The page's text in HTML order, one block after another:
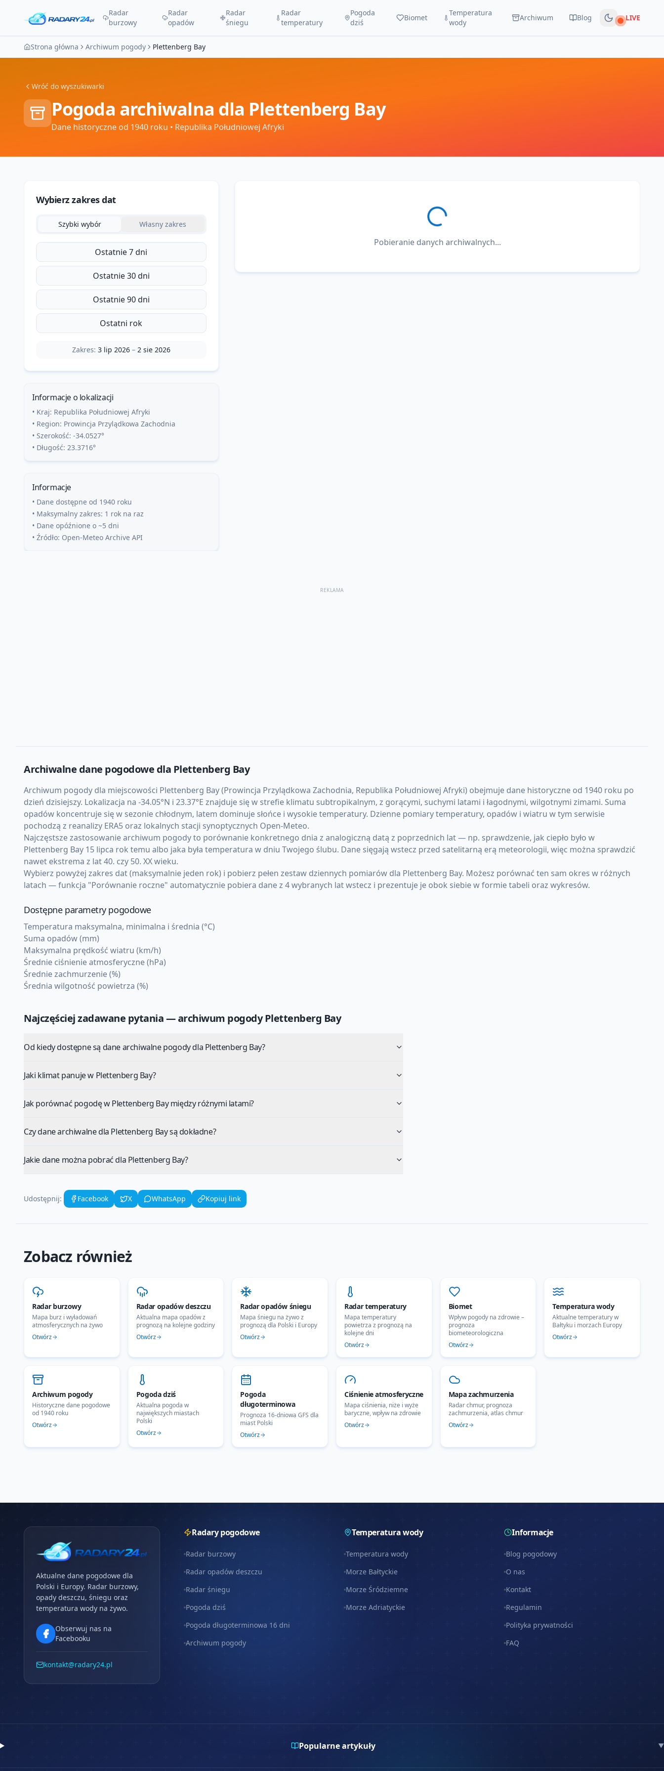
Radar
burzowy
Radar
opadów
Radar
śniegu
Radar
temperatury
Pogoda
dziś
Biomet
Temperatura
wody
Archiwum Blog Na żywo
LIVE
Strona główna Archiwum pogody Plettenberg Bay
Wróć do wyszukiwarki
Pogoda archiwalna dla Plettenberg Bay
Dane historyczne od 1940 roku • Republika Południowej Afryki
Wybierz zakres dat
Szybki wybór Własny zakres
Ostatnie 7 dni
Ostatnie 30 dni
Ostatnie 90 dni
Ostatni rok
Zakres: 3 lip 2026– 2 sie 2026
Informacje o lokalizacji
• Kraj: Republika Południowej Afryki
• Region: Prowincja Przylądkowa Zachodnia
• Szerokość: -34.0527°
• Długość: 23.3716°
Informacje
• Dane dostępne od 1940 roku
• Maksymalny zakres: 1 rok na raz
• Dane opóźnione o ~5 dni
• Źródło: Open-Meteo Archive API
Pobieranie danych archiwalnych...
REKLAMA
Archiwalne dane pogodowe dla Plettenberg Bay
Archiwum pogody dla miejscowości Plettenberg Bay (Prowincja Przylądkowa Zachodnia, Republika Południowej Afryki) obejmuje dane historyczne od 1940 roku po
dzień dzisiejszy. Lokalizacja na -34.05°N i 23.37°E znajduje się w strefie klimatu subtropikalnym, z gorącymi, suchymi latami i łagodnymi, wilgotnymi zimami. Suma
opadów koncentruje się w sezonie chłodnym, latem dominuje słońce i wysokie temperatury. Dzienne pomiary temperatury, opadów i wiatru w tym serwisie
pochodzą z reanalizy ERA5 oraz lokalnych stacji synoptycznych Open-Meteo.
Najczęstsze zastosowanie archiwum pogody to porównanie konkretnego dnia z analogiczną datą z poprzednich lat — np. sprawdzenie, jak ciepło było w
Plettenberg Bay 15 lipca rok temu albo jaka była temperatura w dniu Twojego ślubu. Dane sięgają wstecz przed satelitarną erą meteorologii, więc można sprawdzić
nawet ekstrema z lat 40. czy 50. XX wieku.
Wybierz powyżej zakres dat (maksymalnie jeden rok) i pobierz pełen zestaw dziennych pomiarów dla Plettenberg Bay. Możesz porównać ten sam okres w różnych
latach — funkcja "Porównanie roczne" automatycznie pobiera dane z 4 wybranych lat wstecz i prezentuje je obok siebie w formie tabeli oraz wykresów.
Dostępne parametry pogodowe
Temperatura maksymalna, minimalna i średnia (°C)
Suma opadów (mm)
Maksymalna prędkość wiatru (km/h)
Średnie ciśnienie atmosferyczne (hPa)
Średnie zachmurzenie (%)
Średnia wilgotność powietrza (%)
Najczęściej zadawane pytania — archiwum pogodyPlettenberg Bay
Od kiedy dostępne są dane archiwalne pogody dla Plettenberg Bay?
Jaki klimat panuje w Plettenberg Bay?
Jak porównać pogodę w Plettenberg Bay między różnymi latami?
Czy dane archiwalne dla Plettenberg Bay są dokładne?
Jakie dane można pobrać dla Plettenberg Bay?
Udostępnij: Facebook X WhatsApp Kopiuj link
Zobacz również
Radar burzowy
Mapa burz i wyładowań
atmosferycznych na żywo
Otwórz
Radar opadów deszczu
Aktualna mapa opadów z
prognozą na kolejne godziny
Otwórz
Radar opadów śniegu
Mapa śniegu na żywo z
prognozą dla Polski i Europy
Otwórz
Radar temperatury
Mapa temperatury
powietrza z prognozą na
kolejne dni
Otwórz
Biomet
Wpływ pogody na zdrowie –
prognoza
biometeorologiczna
Otwórz
Temperatura wody
Aktualne temperatury w
Bałtyku i morzach Europy
Otwórz
Archiwum pogody
Historyczne dane pogodowe
od 1940 roku
Otwórz
Pogoda dziś
Aktualna pogoda w
największych miastach
Polski
Otwórz
Pogoda
długoterminowa
Prognoza 16-dniowa GFS dla
miast Polski
Otwórz
Ciśnienie atmosferyczne
Mapa ciśnienia, niże i wyże
baryczne, wpływ na zdrowie
Otwórz
Mapa zachmurzenia
Radar chmur, prognoza
zachmurzenia, atlas chmur
Otwórz
Aktualne dane pogodowe dla
Polski i Europy. Radar burzowy,
opady deszczu, śniegu oraz
temperatura wody na żywo.
Obserwuj nas na
Facebooku
kontakt@radary24.pl
Radary pogodowe
Radar burzowy
Radar opadów deszczu
Radar śniegu
Pogoda dziś
Pogoda długoterminowa 16 dni
Archiwum pogody
Temperatura wody
Temperatura wody
Morze Bałtyckie
Morze Śródziemne
Morze Adriatyckie
Informacje
Blog pogodowy
O nas
Kontakt
Regulamin
Polityka prywatności
FAQ
Popularne artykuły ▼